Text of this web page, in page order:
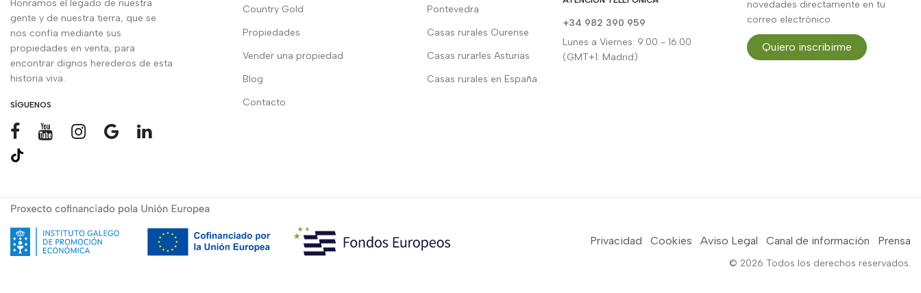
Honramos el legado de nuestra
gente y de nuestra tierra, que se
nos confía mediante sus
propiedades en venta, para
encontrar dignos herederos de esta
historia viva.
SÍGUENOS
Country Gold
Propiedades
Vender una propiedad
Blog
Contacto
Pontevedra
Casas rurales Ourense
Casas rurarles Asturias
Casas rurales en España
+34 982 390 959
Lunes a Viernes: 9.00 - 16.00
(GMT+1: Madrid)
novedades directamente en tu
correo electrónico.
Quiero inscribirme
Privacidad Cookies Aviso Legal Canal de información Prensa
© 2026 Todos los derechos reservados.